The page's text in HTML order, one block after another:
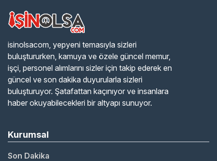
isinolsacom, yepyeni temasıyla sizleri
buluştururken, kamuya ve özele güncel memur,
işçi, personel alımlarını sizler için takip ederek en
güncel ve son dakika duyurularla sizleri
buluşturuyor. Şatafattan kaçınıyor ve insanlara
haber okuyabilecekleri bir altyapı sunuyor.
Kurumsal
Son Dakika